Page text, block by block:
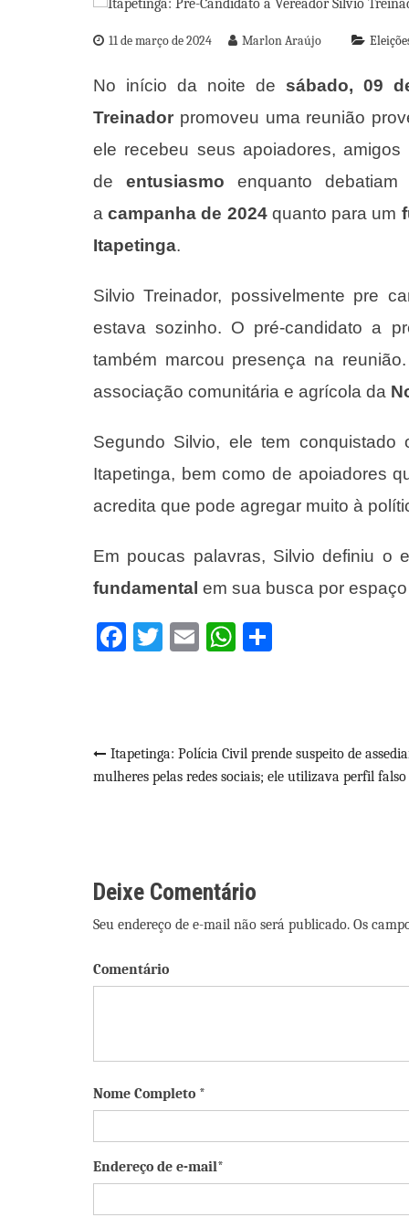
11 de março de 2024 Marlon Araújo
No início da noite de sábado, 09
Treinador promoveu uma reunião
ele recebeu seus apoiadores,
de entusiasmo enquanto
acampanha de 2024quanto para um
Itapetinga.
Silvio Treinador, possivelmente pre
estava sozinho. O pré-candidato a
também marcou presença na
associação comunitária e agrícola da
Segundo Silvio, ele tem
Itapetinga, bem como de apoiadores
acredita que pode agregar muito à
Em poucas palavras, Silvio definiu o
fundamental em sua busca por
Facebook
Twitter
EmailWhatsApp
Navegação
Itapetinga: Polícia Civil prende suspeito de
mulheres pelas redes sociais; ele utilizava perfil falso
Deixe Comentário
Seu endereço de e-mail não será publicado. Os
Comentário
Nome Completo *
Endereço de e-mail*